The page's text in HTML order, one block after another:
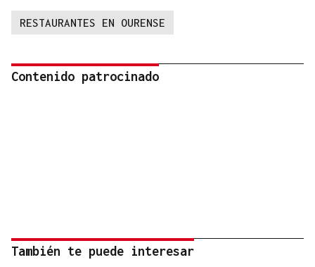
RESTAURANTES EN OURENSE
Contenido patrocinado
También te puede interesar